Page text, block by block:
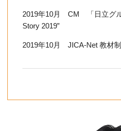
2019年10月 CM 「日立グ
Story 2019”
2019年10月 JICA-Net 教材